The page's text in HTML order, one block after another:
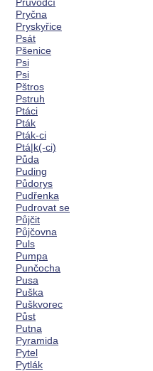
Pryčna
Pryskyřice
Psát
Pšenice
Psi
Psi
Pštros
Pstruh
Ptáci
Pták
Pták-ci
Ptá|k(-ci)
Půda
Puding
Půdorys
Pudřenka
Pudrovat se
Půjčit
Půjčovna
Puls
Pumpa
Punčocha
Pusa
Puška
Puškvorec
Půst
Putna
Pyramida
Pytel
Pytlák